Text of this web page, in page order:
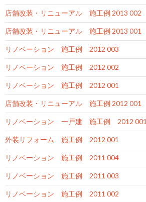
店舗改装・リニューアル 施工例 2013 002
店舗改装・リニューアル 施工例 2013 001
リノベーション 施工例 2012 003
リノベーション 施工例 2012 002
リノベーション 施工例 2012 001
店舗改装・リニューアル 施工例 2012 001
リノベーション 一戸建 施工例 2012 001
外装リフォーム 施工例 2012 001
リノベーション 施工例 2011 004
リノベーション 施工例 2011 003
リノベーション 施工例 2011 002